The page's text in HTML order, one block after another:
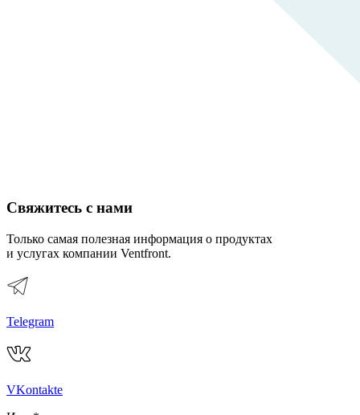
Свяжитесь с нами
Только самая полезная информация о продуктах
и услугах компании Ventfront.
Telegram
VKontakte